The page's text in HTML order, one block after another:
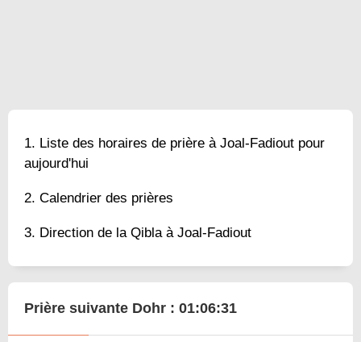
Liste des horaires de prière à Joal-Fadiout pour
aujourd'hui
Calendrier des prières
Direction de la Qibla à Joal-Fadiout
Prière suivante Dohr : 01:06:30